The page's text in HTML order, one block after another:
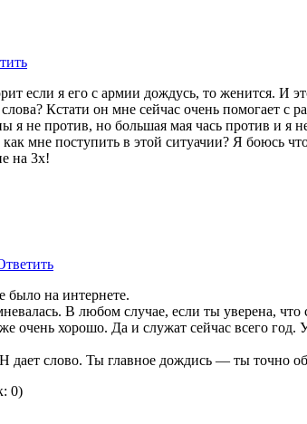
если я его с армии дождусь, то женится. И
Кстати он мне сейчас очень помогает
я не против, но большая мая чась против и я
мне поступить в этой ситуачии? Я боюсь
на 3х!
было на интернете.
В любом случае, если ты уверена,
очень хорошо. Да и служат сейчас всего
дает слово. Ты главное дождись — ты точно
0)